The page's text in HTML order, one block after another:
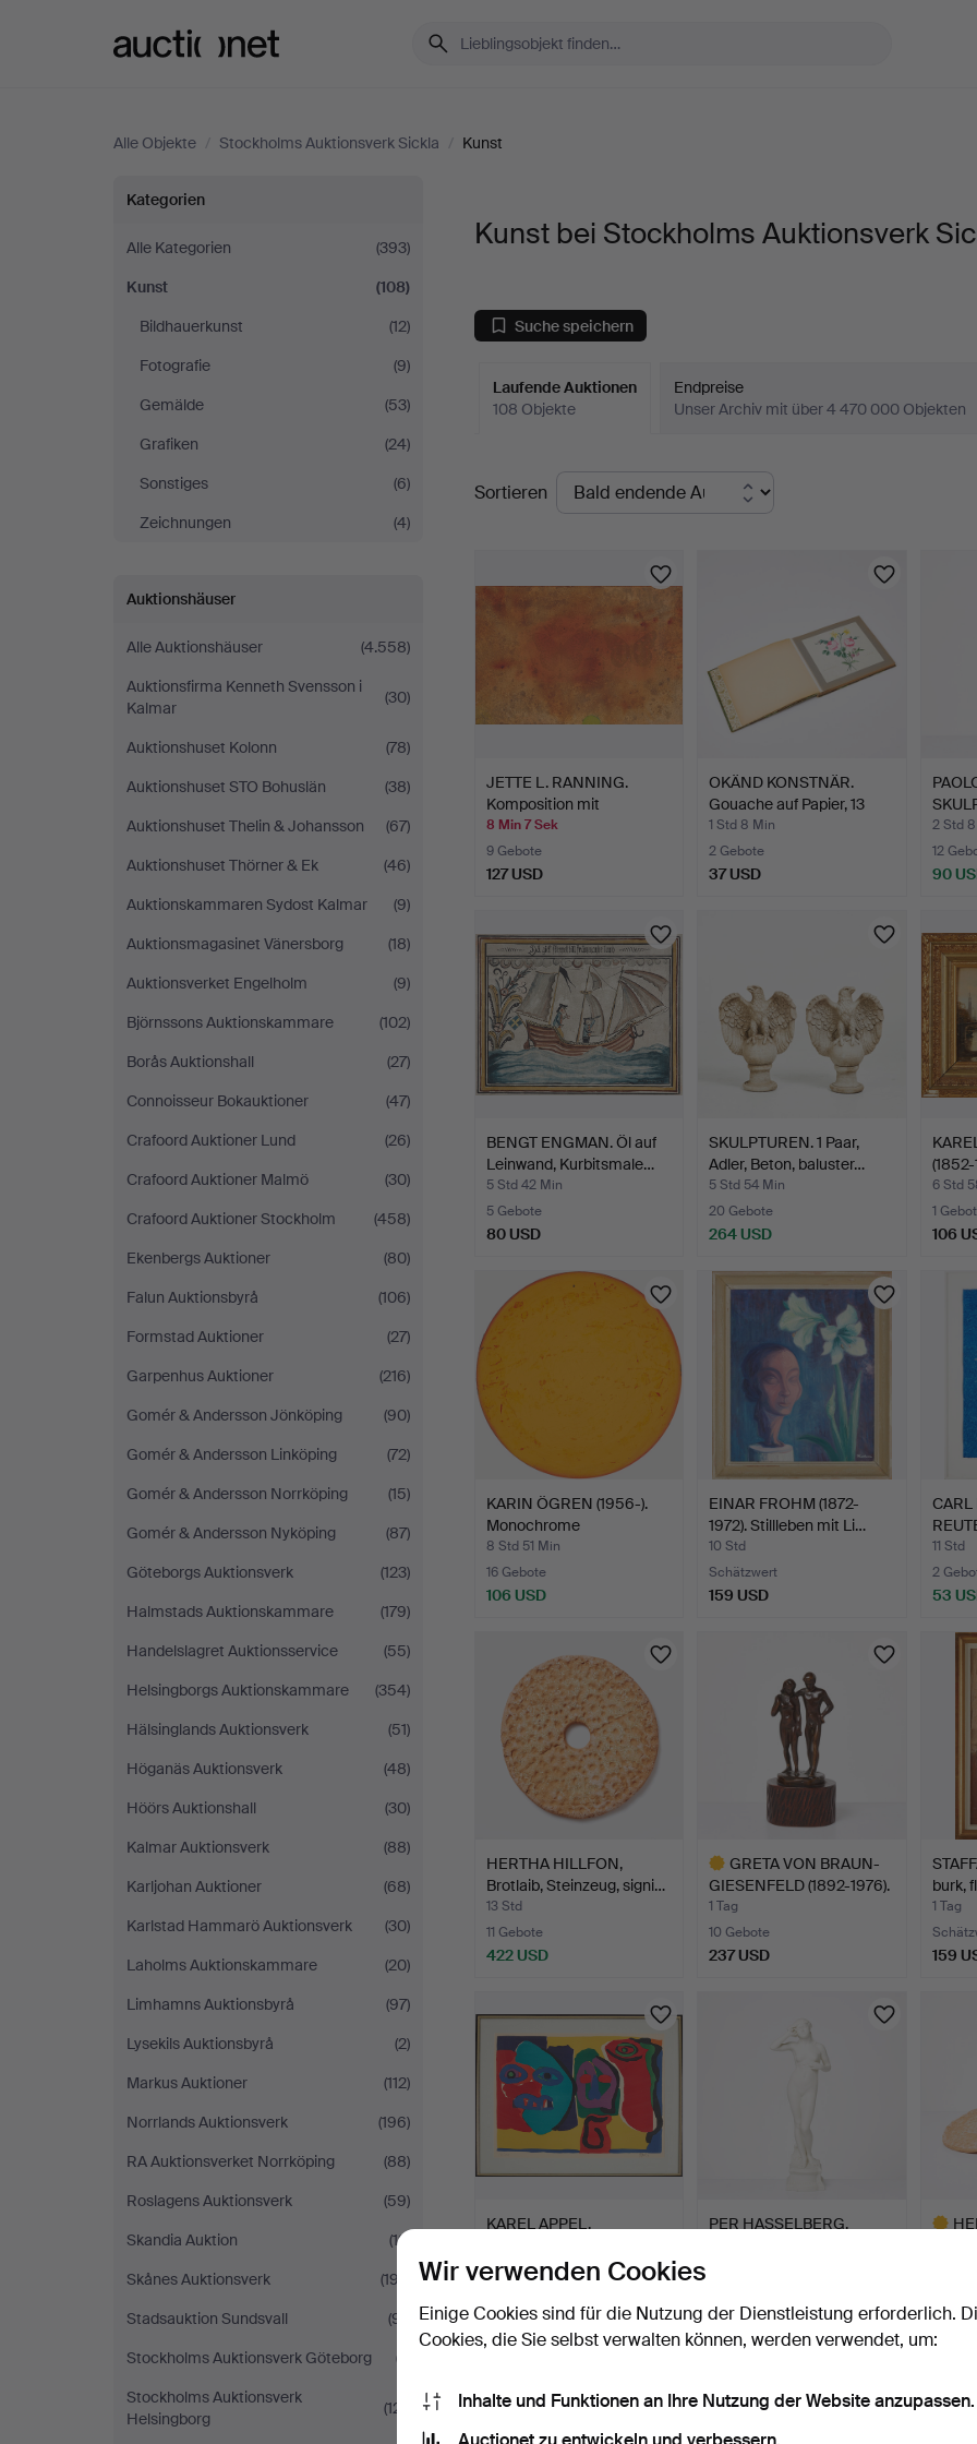
Alle Objekte / Stockholms Auktionsverk Sickla / Kunst
Kunst
bei
Stockholms
Auktionsverk
Sickla
Kategorien
Alle Kategorien
(393)
Kunst
(108)
Bildhauerkunst
(12)
Fotografie
(9)
Gemälde
(53)
Grafiken
(24)
Sonstiges
(6)
Zeichnungen
(4)
Auktionshäuser
Alle Auktionshäuser
(4.558)
Auktionsfirma Kenneth Svensson i
Kalmar
(30)
Auktionshuset Kolonn
(78)
Auktionshuset STO Bohuslän
(38)
Auktionshuset Thelin & Johansson
(67)
Auktionshuset Thörner & Ek
(46)
Auktionskammaren Sydost Kalmar
(9)
Auktionsmagasinet Vänersborg
(18)
Auktionsverket Engelholm
(9)
Björnssons Auktionskammare
(102)
Borås Auktionshall
(27)
Connoisseur Bokauktioner
(47)
Crafoord Auktioner Lund
(26)
Crafoord Auktioner Malmö
(30)
Crafoord Auktioner Stockholm
(458)
Ekenbergs Auktioner
(80)
Falun Auktionsbyrå
(106)
Formstad Auktioner
(27)
Garpenhus Auktioner
(216)
Gomér & Andersson Jönköping
(90)
Gomér & Andersson Linköping
(72)
Gomér & Andersson Norrköping
(15)
Gomér & Andersson Nyköping
(87)
Göteborgs Auktionsverk
(123)
Halmstads Auktionskammare
(179)
Handelslagret Auktionsservice
(55)
Helsingborgs Auktionskammare
(354)
Hälsinglands Auktionsverk
(51)
Höganäs Auktionsverk
(48)
Höörs Auktionshall
(30)
Kalmar Auktionsverk
(88)
Karljohan Auktioner
(68)
Karlstad Hammarö Auktionsverk
(30)
Laholms Auktionskammare
(20)
Limhamns Auktionsbyrå
(97)
Lysekils Auktionsbyrå
(2)
Markus Auktioner
(112)
Norrlands Auktionsverk
(196)
RA Auktionsverket Norrköping
(88)
Roslagens Auktionsverk
(59)
Skandia Auktion
(12)
Skånes Auktionsverk
(197)
Stadsauktion Sundsvall
(91)
Stockholms Auktionsverk Göteborg
(7)
Stockholms Auktionsverk
Helsingborg
(121)
Kunst bei Stockholms Auktionsverk
Suche speichern
Laufende Auktionen
108 Objekte
Endpreise
Unser Archiv mit über 4 470 000 Objekten
Laufende
Auktionen
Sortieren
JETTE L. RANNING.
Komposition mit
Schmette…
8 Min 7 Sek
9 Gebote
127 USD
OKÄND KONSTNÄR.
Gouache auf Papier, 13
Stü…
1 Std 8 Min
2 Gebote
37 USD
2 Std
12
90
BENGT ENGMAN. Öl auf
Leinwand, Kurbitsmale…
5 Std 42 Min
5 Gebote
80 USD
SKULPTUREN. 1 Paar,
Adler, Beton, baluster…
5 Std 54 Min
20 Gebote
264 USD
6 Std
1 Gebot
106
KARIN ÖGREN (1956-).
Monochrome
Kompositio…
8 Std 51 Min
16 Gebote
106 USD
EINAR FROHM (1872-
1972). Stillleben mit Li…
10 Std
Schätzwert
159 USD
CARL
11 Std
2
53
HERTHA HILLFON,
Brotlaib, Steinzeug, signi…
13 Std
11 Gebote
422 USD
GRETA VON BRAUN-
GIESENFELD (1892-1976).
Sk…
1 Tag
10 Gebote
237 USD
burk,
1 Tag
159
KAREL APPEL.
Mappe "H…
1 Tag
106 USD
PER HASSELBERG.
211 USD
422
Wir verwenden Cookies
Einige Cookies sind für die Nutzung der Dienstleistung erforderlich.
Cookies, die Sie selbst verwalten können, werden verwendet, um:
Inhalte und Funktionen an Ihre Nutzung der Website anzupassen.